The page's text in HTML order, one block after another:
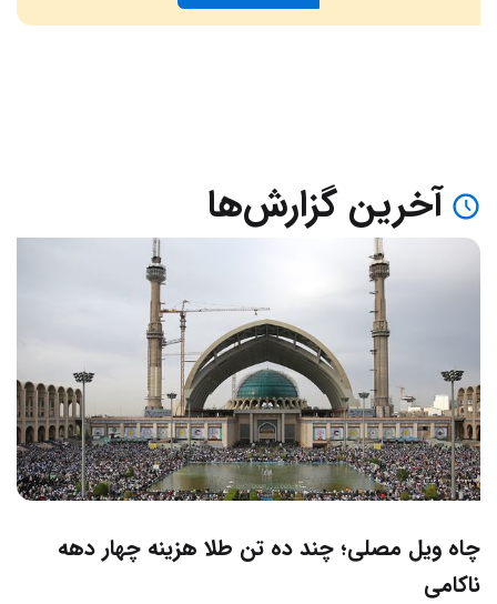
آخرین گزارش‌ها
چاه ویل مصلی؛ چند ده تن طلا هزینه چهار دهه
ناکامی